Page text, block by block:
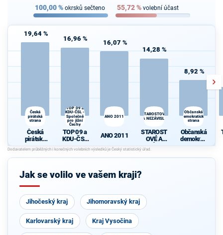
100,00% okrsků sečteno 55,72% volební účast
19,64 %
Česká
pirátská
strana
Česká
pirátská
strana
16,96 %
TOP 09 a
KDU-ČSL -
Společně
pro jižní
Čechy
TOP 09 a
KDU-ČSL
- Společně
pro jižní
Čechy
16,07 %
ANO 2011
ANO 2011
14,28 %
STAROSTOVÉ
A NEZÁVISLÍ
STAROST
OVÉ A
NEZÁVISL
8,92 %
Občanská
demokratická
strana
Občanská
demokrati
cká strana
Jak se volilo ve vašem kraji?
Jihočeský kraj Jihomoravský kraj
Karlovarský kraj Kraj Vysočina